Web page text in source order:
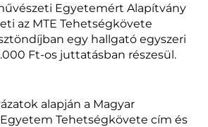
Egyetemért Alapítvány
az MTE Tehetségkövete
egy hallgató egyszeri
Ft-os juttatásban részesül.
alapján a Magyar
Tehetségkövete cím és